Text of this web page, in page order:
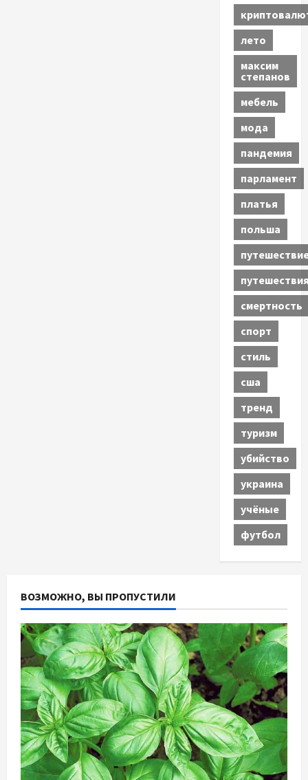
лето
максим
степанов
мебель
мода
пандемия
парламент
платья
польша
смертность
спорт
стиль
сша
тренд
туризм
убийство
украина
учёные
футбол
ВОЗМОЖНО, ВЫ ПРОПУСТИЛИ